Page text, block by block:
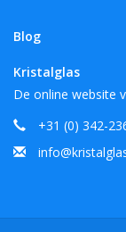
Blog
Kristalglas
De online website
+31 (0) 342-